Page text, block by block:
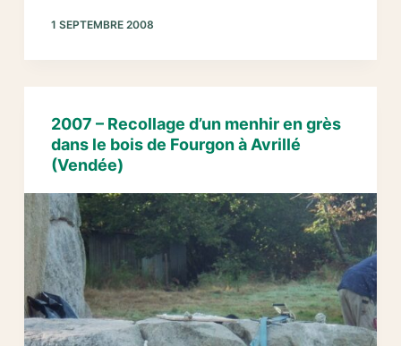
Relevage
grès
du
Bois
de
à
Avrillé
(Vendée)
1 SEPTEMBRE 2008
2007 – Recollage d’un menhir en grès
dans le bois de Fourgon à Avrillé
(Vendée)